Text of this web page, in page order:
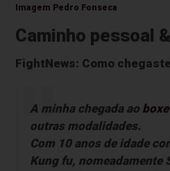
Imagem Pedro Fonseca
Caminho pessoal
FightNews: Como
A minha chegada ao boxe
outras modalidades.
Com 10 anos de idade
Kung fu, nomeadamente